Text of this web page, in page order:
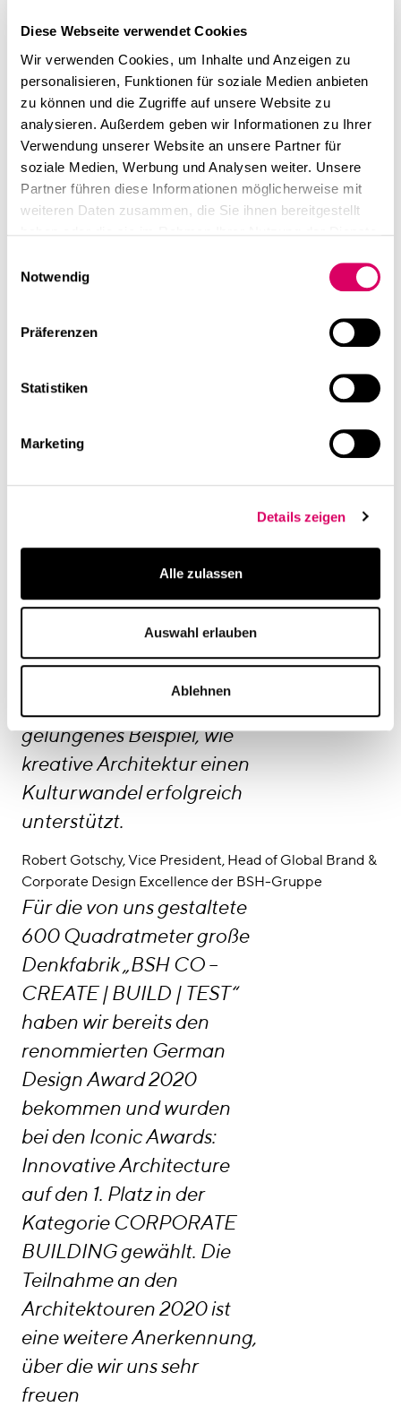
Diese Webseite verwendet Cookies
Wir verwenden Cookies, um Inhalte und Anzeigen zu
personalisieren, Funktionen für soziale Medien anbieten
zu können und die Zugriffe auf unsere Website zu
analysieren. Außerdem geben wir Informationen zu Ihrer
Verwendung unserer Website an unsere Partner für
soziale Medien, Werbung und Analysen weiter. Unsere
Partner führen diese Informationen möglicherweise mit
weiteren Daten zusammen, die Sie ihnen bereitgestellt
Notwendig
Präferenzen
Statistiken
Marketing
Details zeigen
Alle zulassen
Auswahl erlauben
Ablehnen
BSH Hausgeräte GmbH
Die
für den BSH CO war die
Innovationsentwicklung.
In der vorbereiteten
gelungenes Beispiel, wie
kreative Architektur einen
Kulturwandel erfolgreich
unterstützt.
Robert Gotschy, Vice President, Head of Global Brand &
Corporate Design Excellence der BSH-Gruppe
Für die von uns gestaltete
600 Quadratmeter große
Denkfabrik „BSH CO –
CREATE | BUILD | TEST“
haben wir bereits den
renommierten German
Design Award 2020
bekommen und wurden
bei den Iconic Awards:
Innovative Architecture
auf den 1. Platz in der
Kategorie CORPORATE
BUILDING gewählt. Die
Teilnahme an den
Architektouren 2020 ist
eine weitere Anerkennung,
über die wir uns sehr
freuen